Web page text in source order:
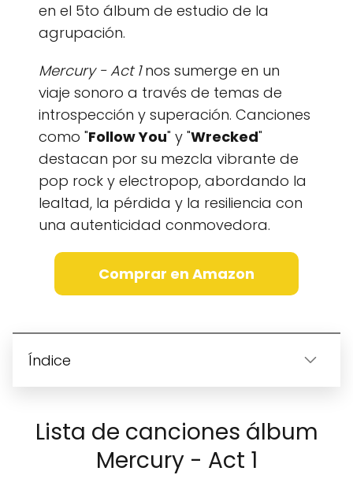
en el 5to álbum de estudio de la
agrupación.
Mercury - Act 1nos sumerge en un
viaje sonoro a través de temas de
introspección y superación. Canciones
como "Follow You" y "Wrecked"
destacan por su mezcla vibrante de
pop rock y electropop, abordando la
lealtad, la pérdida y la resiliencia con
una autenticidad conmovedora.
Comprar en Amazon
Índice
Lista de canciones álbum
Mercury - Act 1